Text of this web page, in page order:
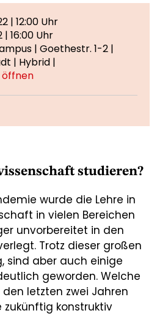
| 12:00 Uhr
| 16:00 Uhr
| Goethestr. 1-2 |
| Hybrid |
öffnen
studieren?
wurde die Lehre in
in vielen Bereichen
unvorbereitet in den
Trotz dieser großen
sind aber auch einige
geworden. Welche
letzten zwei Jahren
zukünftig konstruktiv